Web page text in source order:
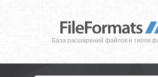
База расширений файлов и типов